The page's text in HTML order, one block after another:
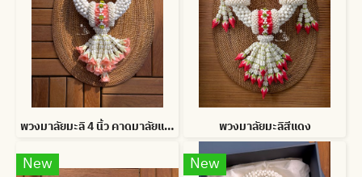
พวงมาลัยมะลิ 4 นิ้ว คาดมาลัยแบน อุบะดอกข่าบาน สั่งสีได้ พวงมาลัยมะลิสีแดง
New New